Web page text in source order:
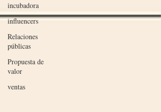
incubadora
influencers
Relaciones
públicas
Propuesta de
valor
ventas